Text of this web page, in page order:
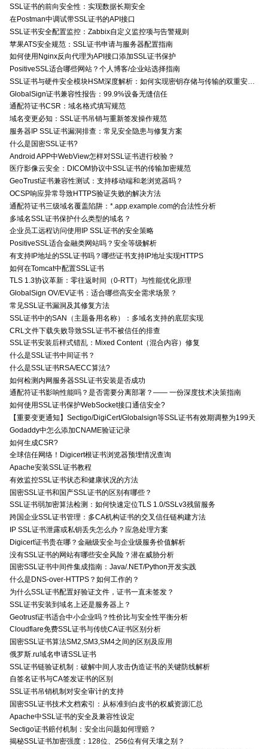
SSL证书的前向安全性：实现数据长期安全
在Postman中调试带SSL证书的API接口
SSL证书安全配置监控：Zabbix自定义监控项与告警规则
苹果ATS安全规范：SSL证书申请与服务器配置指南
如何使用Nginx反向代理为API接口添加SSL证书保护
PositiveSSL适合哪些网站？个人博客/企业站选择指南
SSL证书与硬件安全模块HSM深度解析：如何实现密钥存储与传输的双重安全防护？
GlobalSign证书兼容性报告：99.9%设备无缝信任
通配符证书CSR：域名格式填写规范
域名变更必知：SSL证书吊销与重新签发操作规范
服务器IP SSL证书漏洞排查：常见安全隐患与修复方案
什么是国密SSL证书?
Android APP中WebView怎样对SSL证书进行校验？
医疗影像云安全：DICOM协议中SSL证书的传输加密规范
GeoTrust证书兼容性测试：支持移动端和老浏览器吗？
OCSP响应异常导致HTTPS验证失败的解决方法
通配符证书三级域名覆盖陷阱：*.app.example.com的合法性分析
多域名SSL证书保护什么类型的域名？
企业员工远程访问使用IP SSL证书的安全策略
PositiveSSL适合金融类网站吗？安全等级解析
有支持IP地址的SSL证书吗？哪些证书支持IP地址实现HTTPS
如何在Tomcat中配置SSL证书
TLS 1.3协议革新：零往返时间（0-RTT）与性能优化原理
GlobalSign OV/EV证书：适合哪些高安全需求场景？
常见SSL证书漏洞及其修复方法
SSL证书中的SAN（主题备用名称）：多域名支持的底层实现
CRL文件下载失败导致SSL证书不被信任的排查
SSL证书安装后样式错乱：Mixed Content（混合内容）修复
什么是SSL证书中间证书？
什么是SSL证书RSA/ECC算法?
如何检测内网服务器SSL证书安装是否成功
通配符证书影响性能吗？是否需要分离部署？—— 一份深度技术决策指南
如何使用SSL证书保护WebSocket接口通信安全?
【重要变更通知】Sectigo/DigiCert/Globalsign等SSL证书有效期调整为199天
Godaddy中怎么添加CNAME验证记录
如何生成CSR?
全球信任网络！Digicert根证书浏览器预埋情况查询
Apache安装SSL证书教程
有效监控SSL证书状态和健康状况的方法
国密SSL证书和国产SSL证书的区别有哪些？
SSL证书弱加密算法检测：如何快速定位TLS 1.0/SSLv3残留服务
跨国企业SSL证书管理：多CA机构证书的交叉信任链构建方法
IP SSL证书泄露或私钥丢失怎么办？应急处理方案
Digicert证书贵在哪？金融级安全与企业级服务价值解析
没有SSL证书的网站有哪些安全风险？潜在威胁分析
国密SSL证书中间件集成指南：Java/.NET/Python开发实践
什么是DNS-over-HTTPS？如何工作的？
为什么SSL证书配置好验证文件，证书一直未签发？
SSL证书安装到域名上还是服务器上？
Geotrust证书适合中小企业吗？性价比与安全性平衡分析
Cloudflare免费SSL证书与传统CA证书区别分析
国密SSL证书算法SM2,SM3,SM4之间的区别及应用
俄罗斯.ru域名申请SSL证书
SSL证书链验证机制：破解中间人攻击伪造证书的关键防线解析
自签名证书与CA签发证书的区别
SSL证书吊销机制对安全审计的支持
国密SSL证书技术文档索引：从标准到白皮书的权威资源汇总
Apache中SSL证书的安全及兼容性设定
Sectigo证书赔付机制：安全出问题如何理赔？
揭秘SSL证书加密强度：128位、256位有何天壤之别？